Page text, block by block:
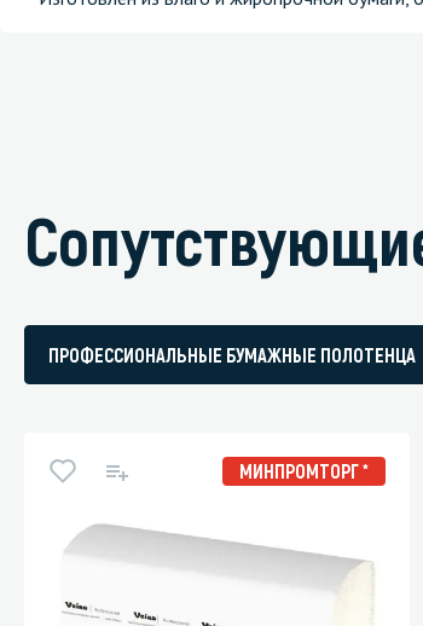
ПРОФЕССИОНАЛЬНЫЕ БУМАЖНЫЕ ПОЛОТЕНЦА
МИНПРОМТОРГ *